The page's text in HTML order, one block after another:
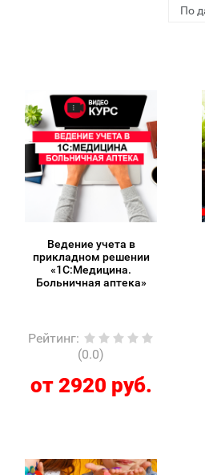
Ведение учета в
прикладном решении
«1С:Медицина.
Больничная аптека»
Рейтинг:
(0.0)
от 2920 руб.